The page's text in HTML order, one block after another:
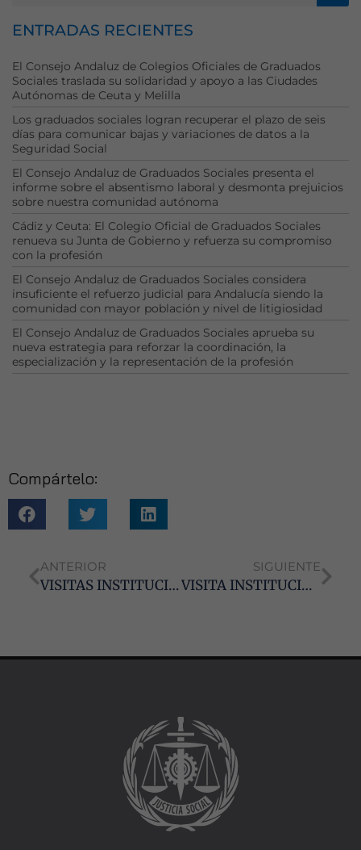
ENTRADAS RECIENTES
El Consejo Andaluz de Colegios Oficiales de Graduados
Sociales traslada su solidaridad y apoyo a las Ciudades
Autónomas de Ceuta y Melilla
Los graduados sociales logran recuperar el plazo de seis
días para comunicar bajas y variaciones de datos a la
Seguridad Social
El Consejo Andaluz de Graduados Sociales presenta el
informe sobre el absentismo laboral y desmonta prejuicios
sobre nuestra comunidad autónoma
Cádiz y Ceuta: El Colegio Oficial de Graduados Sociales
renueva su Junta de Gobierno y refuerza su compromiso
con la profesión
El Consejo Andaluz de Graduados Sociales considera
insuficiente el refuerzo judicial para Andalucía siendo la
comunidad con mayor población y nivel de litigiosidad
El Consejo Andaluz de Graduados Sociales aprueba su
nueva estrategia para reforzar la coordinación, la
especialización y la representación de la profesión
Compártelo:
ANTERIOR
VISITAS INSTITUCIONALES REALIZADAS DEL CONSEJO ANDALUZ
SIGUIENTE
VISITA INSTITUCIONAL SECRETARIO GENERAL CARL
Necesarias
son
opcionales.
Son
necesarias
para que
funcione la
se usa la web.
nuestra web
rechaza estas
cookies,
algunas
funcionalidades
desaparecerán
de la web.